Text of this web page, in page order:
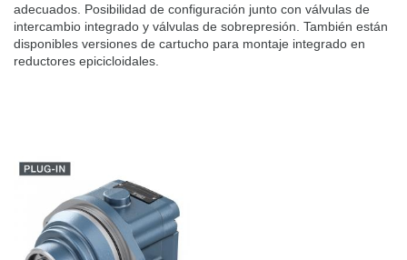
adecuados. Posibilidad de configuración junto con válvulas de
intercambio integrado y válvulas de sobrepresión. También están
disponibles versiones de cartucho para montaje integrado en
reductores epicicloidales.